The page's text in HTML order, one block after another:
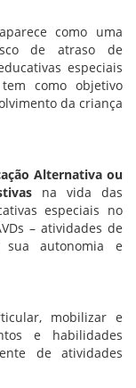
como uma
de atraso de
especiais
como objetivo
da criança
Alternativa ou
na vida das
especiais no
– atividades de
autonomia e
mobilizar e
e habilidades
de atividades